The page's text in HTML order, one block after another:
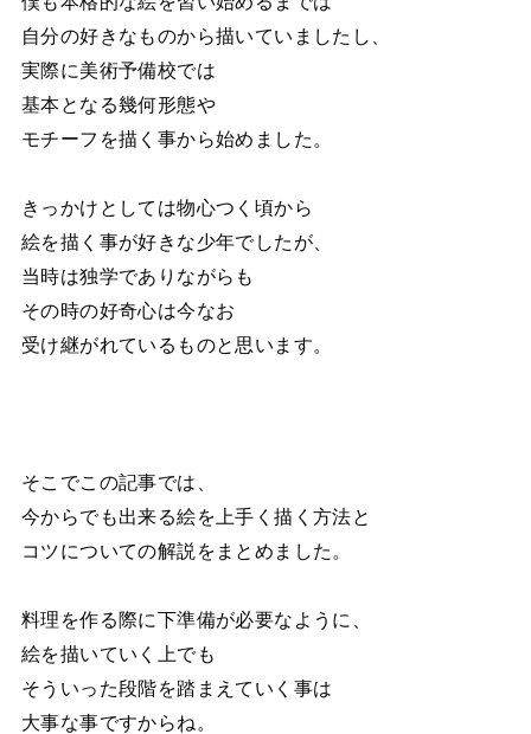
自分の好きなものから描いていましたし、
実際に美術予備校では
基本となる幾何形態や
モチーフを描く事から始めました。
きっかけとしては物心つく頃から
絵を描く事が好きな少年でしたが、
当時は独学でありながらも
その時の好奇心は今なお
受け継がれているものと思います。
そこでこの記事では、
今からでも出来る絵を上手く描く方法と
コツについての解説をまとめました。
料理を作る際に下準備が必要なように、
絵を描いていく上でも
そういった段階を踏まえていく事は
大事な事ですからね。